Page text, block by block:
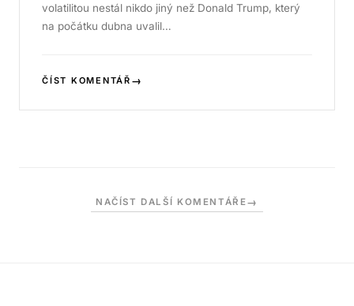
volatilitou nestál nikdo jiný než Donald Trump, který
na počátku dubna uvalil…
ČÍST KOMENTÁŘ →
NAČÍST DALŠÍ KOMENTÁŘE→